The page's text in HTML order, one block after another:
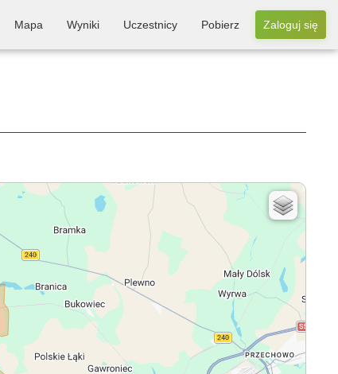
Mapa Wyniki Uczestnicy Pobierz Zaloguj się